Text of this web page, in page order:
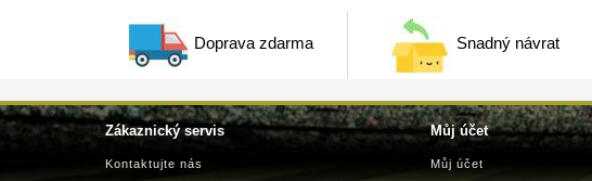
Doprava zdarma Snadný návrat
Zákaznický servis
Kontaktujte nás
Můj účet
Můj účet